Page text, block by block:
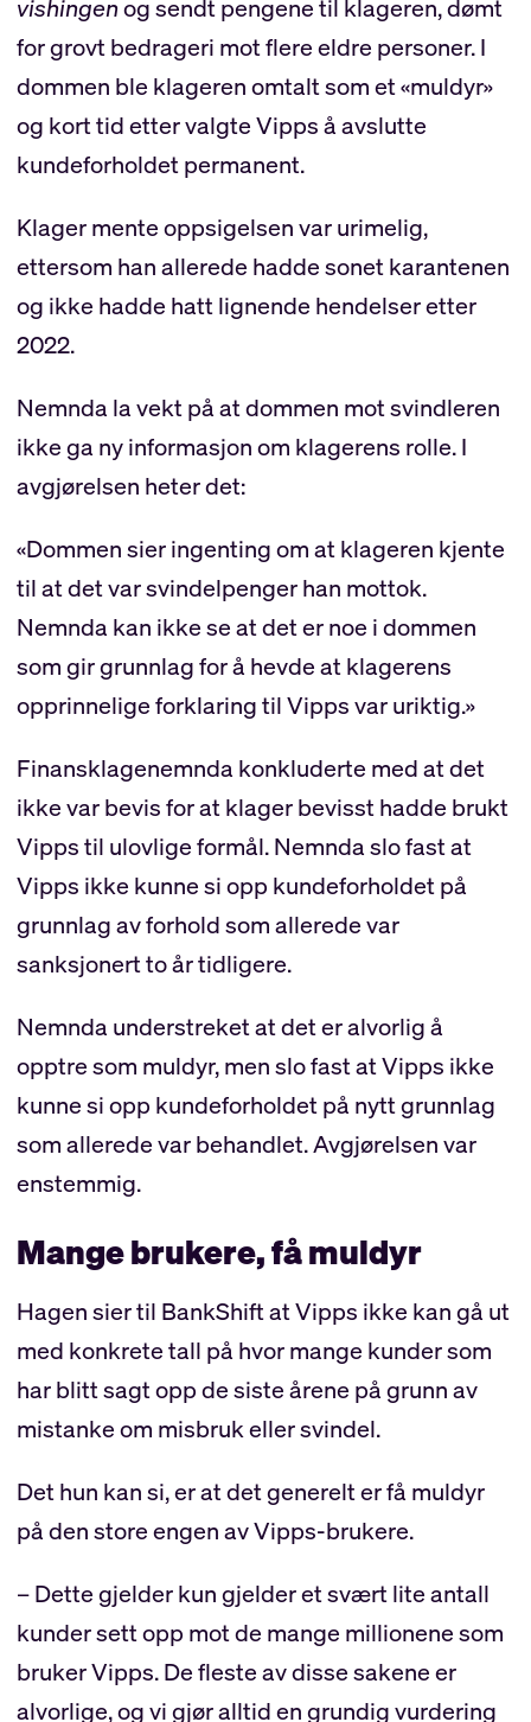
vishingenog sendt pengene til klageren, dømt
for grovt bedrageri mot flere eldre personer. I
dommen ble klageren omtalt som et «muldyr»
og kort tid etter valgte Vipps å avslutte
kundeforholdet permanent.
Klager mente oppsigelsen var urimelig,
ettersom han allerede hadde sonet karantenen
og ikke hadde hatt lignende hendelser etter
2022.
Nemnda la vekt på at dommen mot svindleren
ikke ga ny informasjon om klagerens rolle. I
avgjørelsen heter det:
«Dommen sier ingenting om at klageren kjente
til at det var svindelpenger han mottok.
Nemnda kan ikke se at det er noe i dommen
som gir grunnlag for å hevde at klagerens
opprinnelige forklaring til Vipps var uriktig.»
Finansklagenemnda konkluderte med at det
ikke var bevis for at klager bevisst hadde brukt
Vipps til ulovlige formål. Nemnda slo fast at
Vipps ikke kunne si opp kundeforholdet på
grunnlag av forhold som allerede var
sanksjonert to år tidligere.
Nemnda understreket at det er alvorlig å
opptre som muldyr, men slo fast at Vipps ikke
kunne si opp kundeforholdet på nytt grunnlag
som allerede var behandlet. Avgjørelsen var
enstemmig.
Mange brukere, få muldyr
Hagen sier til BankShift at Vipps ikke kan gå ut
med konkrete tall på hvor mange kunder som
har blitt sagt opp de siste årene på grunn av
mistanke om misbruk eller svindel.
Det hun kan si, er at det generelt er få muldyr
på den store engen av Vipps-brukere.
– Dette gjelder kun gjelder et svært lite antall
kunder sett opp mot de mange millionene som
bruker Vipps. De fleste av disse sakene er
alvorlige, og vi gjør alltid en grundig vurdering